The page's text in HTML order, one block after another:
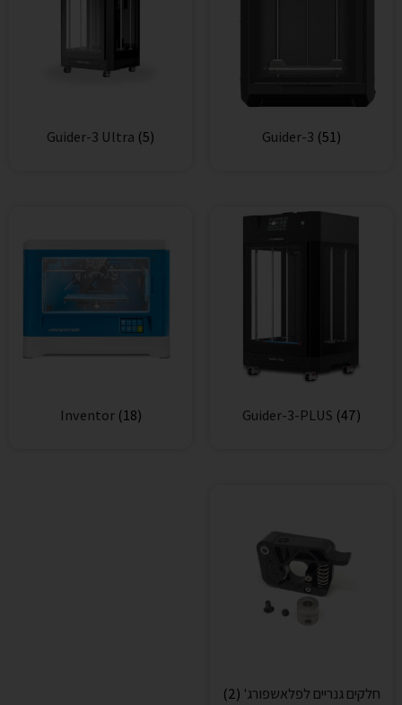
Guider-3 (51)
Guider-3 Ultra (5)
Guider-3-PLUS (47)
Inventor (18)
חלקים גנריים לפלאשפורג' (2)